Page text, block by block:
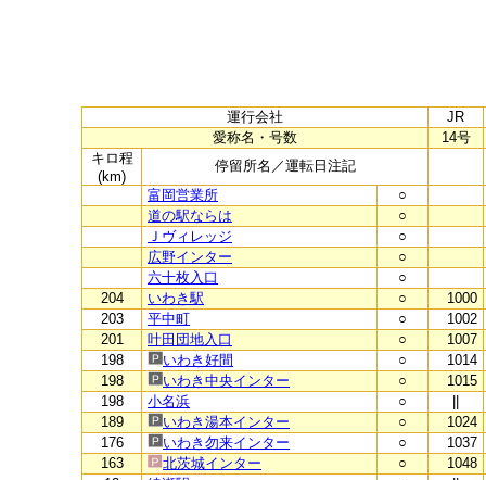
運行会社
JR
愛称名・号数
14号
キロ程
(km)
停留所名／運転日注記
富岡営業所
○
道の駅ならは
○
Ｊヴィレッジ
○
広野インター
○
六十枚入口
○
204
いわき駅 ○
1000
203
平中町 ○
1002
201
叶田団地入口 ○
1007
198
いわき好間 ○
1014
198
いわき中央インター ○
1015
198
小名浜 ○
189
いわき湯本インター ○
1024
176
いわき勿来インター ○
1037
163
北茨城インター ○
1048